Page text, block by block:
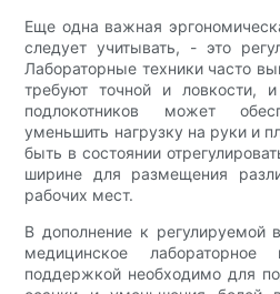
Еще одна важная
следует учитывать, - это
Лабораторные техники часто
требуют точной и ловкости,
подлокотников может
уменьшить нагрузку на руки и
быть в состоянии
ширине для размещения
рабочих мест.
В дополнение к регулируемой
медицинское
поддержкой необходимо для